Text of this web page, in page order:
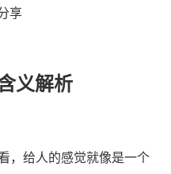
享
义解析
，给人的感觉就像是一个